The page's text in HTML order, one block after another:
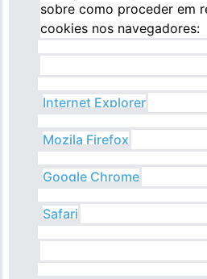
sobre como proceder em
cookies nos navegadores:
Internet Explorer
Mozila Firefox
Google Chrome
Safari